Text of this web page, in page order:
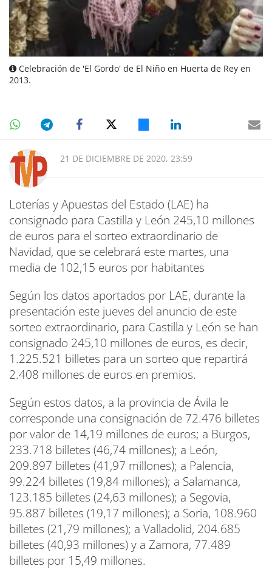
Celebración de 'El Gordo' de El Niño en Huerta de Rey en
2013.
21 DE DICIEMBRE DE 2020, 23:59
Loterías y Apuestas del Estado (LAE) ha
consignado para Castilla y León 245,10 millones
de euros para el sorteo extraordinario de
Navidad, que se celebrará este martes, una
media de 102,15 euros por habitantes
Según los datos aportados por LAE, durante la
presentación este jueves del anuncio de este
sorteo extraordinario, para Castilla y León se han
consignado 245,10 millones de euros, es decir,
1.225.521 billetes para un sorteo que repartirá
2.408 millones de euros en premios.
Según estos datos, a la provincia de Ávila le
corresponde una consignación de 72.476 billetes
por valor de 14,19 millones de euros; a Burgos,
233.718 billetes (46,74 millones); a León,
209.897 billetes (41,97 millones); a Palencia,
99.224 billetes (19,84 millones); a Salamanca,
123.185 billetes (24,63 millones); a Segovia,
95.887 billetes (19,17 millones); a Soria, 108.960
billetes (21,79 millones); a Valladolid, 204.685
billetes (40,93 millones) y a Zamora, 77.489
billetes por 15,49 millones.